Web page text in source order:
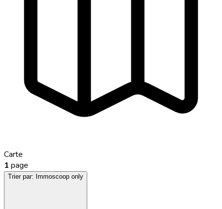
Carte
1 page
Trier par: Immoscoop only